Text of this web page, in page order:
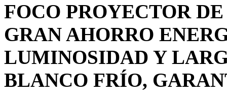
FOCO PROYECTOR
GRAN AHORRO
LUMINOSIDAD Y
BLANCO FRÍO,